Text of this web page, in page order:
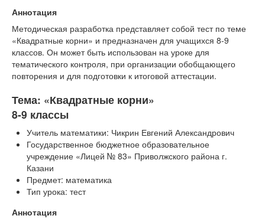
Аннотация
Методическая разработка представляет собой тест по теме
«Квадратные корни» и предназначен для учащихся 8-9
классов. Он может быть использован на уроке для
тематического контроля, при организации обобщающего
повторения и для подготовки к итоговой аттестации.
Тема: «Квадратные корни»
8-9 классы
Учитель математики: Чикрин Евгений Александрович
Государственное бюджетное образовательное
учреждение «Лицей № 83» Приволжского района г.
Казани
Предмет: математика
Тип урока: тест
Аннотация